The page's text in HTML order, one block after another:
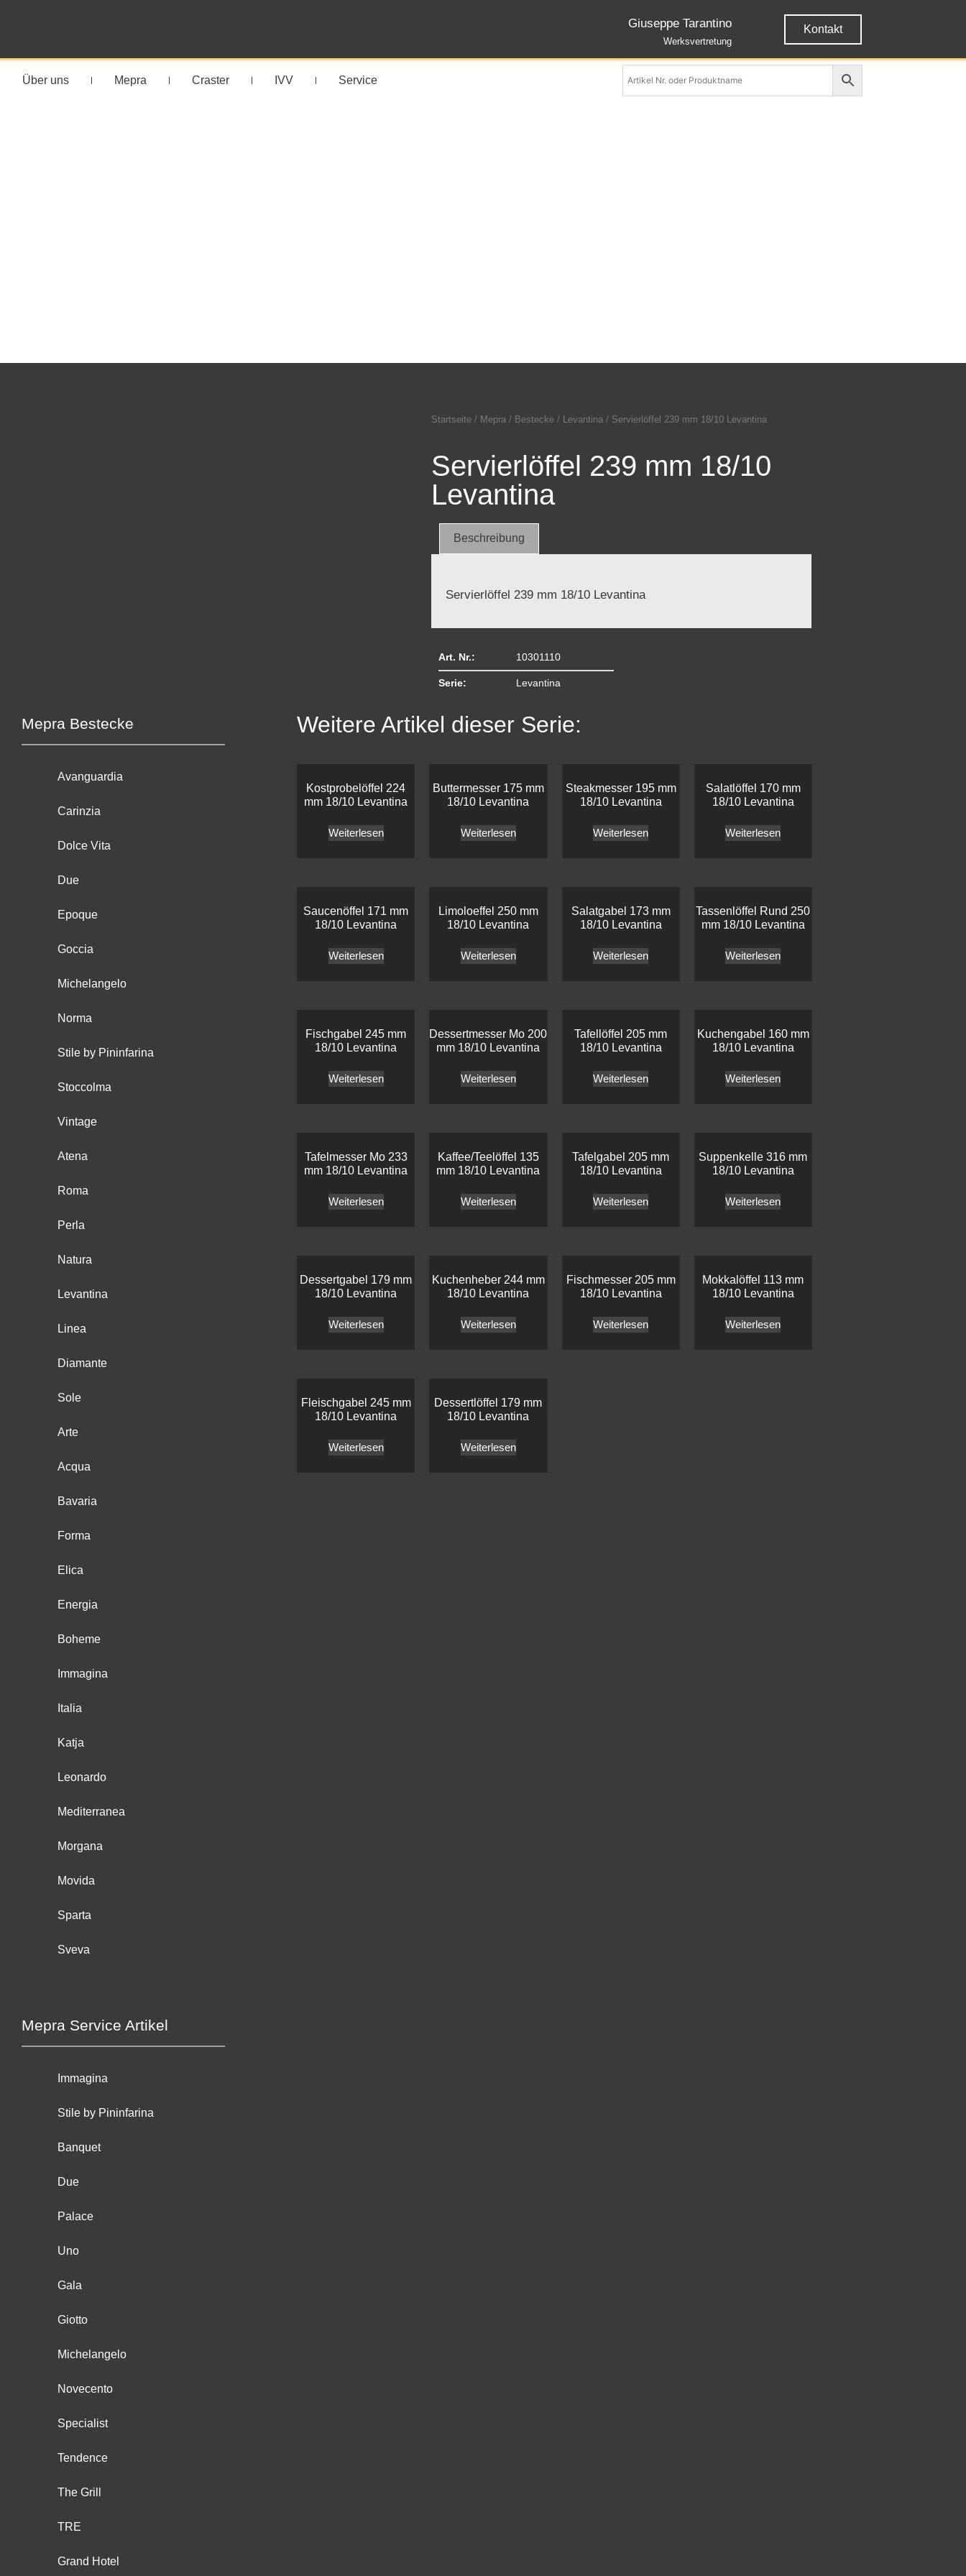
Giuseppe Tarantino
Werksvertretung
Kontakt
Über uns Mepra Craster IVV Service
Startseite / Mepra / Bestecke / Levantina / Servierlöffel 239 mm 18/10 Levantina
Servierlöffel 239 mm 18/10
Levantina
Beschreibung
Servierlöffel 239 mm 18/10 Levantina
Art. Nr.: 10301110
Serie: Levantina
Mepra Bestecke
Avanguardia
Carinzia
Dolce Vita
Due
Epoque
Goccia
Michelangelo
Norma
Stile by Pininfarina
Stoccolma
Vintage
Atena
Roma
Perla
Natura
Levantina
Linea
Diamante
Sole
Arte
Acqua
Bavaria
Forma
Elica
Energia
Boheme
Immagina
Italia
Katja
Leonardo
Mediterranea
Morgana
Movida
Sparta
Sveva
Mepra Service Artikel
Immagina
Stile by Pininfarina
Banquet
Due
Palace
Uno
Gala
Giotto
Michelangelo
Novecento
Specialist
Tendence
The Grill
TRE
Grand Hotel
Weitere Artikel dieser Serie:
Kostprobelöffel 224
mm 18/10 Levantina
Weiterlesen
Buttermesser 175 mm
18/10 Levantina
Weiterlesen
Steakmesser 195 mm
18/10 Levantina
Weiterlesen
Salatlöffel 170 mm
18/10 Levantina
Weiterlesen
Saucenöffel 171 mm
18/10 Levantina
Weiterlesen
Limoloeffel 250 mm
18/10 Levantina
Weiterlesen
Salatgabel 173 mm
18/10 Levantina
Weiterlesen
Tassenlöffel Rund 250
mm 18/10 Levantina
Weiterlesen
Fischgabel 245 mm
18/10 Levantina
Weiterlesen
Dessertmesser Mo 200
mm 18/10 Levantina
Weiterlesen
Tafellöffel 205 mm
18/10 Levantina
Weiterlesen
Kuchengabel 160 mm
18/10 Levantina
Weiterlesen
Tafelmesser Mo 233
mm 18/10 Levantina
Weiterlesen
Kaffee/Teelöffel 135
mm 18/10 Levantina
Weiterlesen
Tafelgabel 205 mm
18/10 Levantina
Weiterlesen
Suppenkelle 316 mm
18/10 Levantina
Weiterlesen
Dessertgabel 179 mm
18/10 Levantina
Weiterlesen
Kuchenheber 244 mm
18/10 Levantina
Weiterlesen
Fischmesser 205 mm
18/10 Levantina
Weiterlesen
Mokkalöffel 113 mm
18/10 Levantina
Weiterlesen
Fleischgabel 245 mm
18/10 Levantina
Weiterlesen
Dessertlöffel 179 mm
18/10 Levantina
Weiterlesen